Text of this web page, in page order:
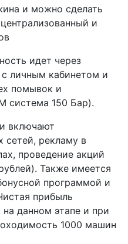
и можно сделать
и
идет через
личным кабинетом и
помывок и
система 150 Бар).
включают
сетей, рекламу в
проведение акций
Также имеется
программой и
прибыль
данном этапе и при
1000 машин